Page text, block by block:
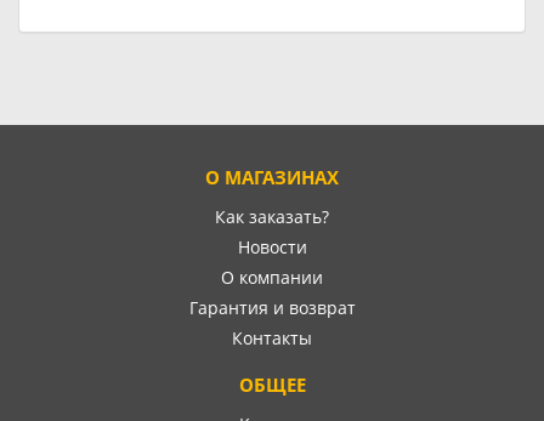
О МАГАЗИНАХ
Как заказать?
Новости
О компании
Гарантия и возврат
Контакты
ОБЩЕЕ